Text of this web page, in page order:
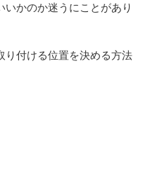
かのか迷うにことがあり
り付ける位置を決める方法